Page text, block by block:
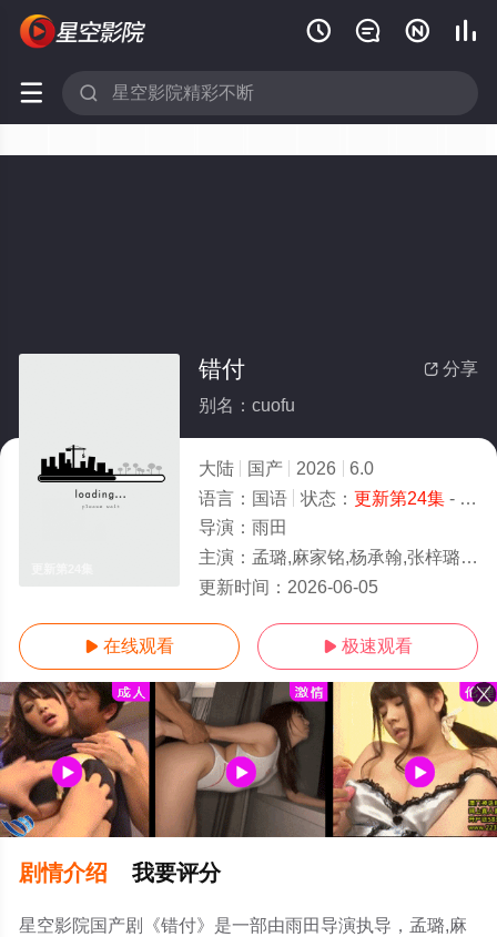
   
 
 分享
错付
别名：cuofu
大陆 国产 2026
6.0
语言： 国语 状态： 更新第24集- 免费在线观看
导演： 雨田
主演： 孟璐,麻家铭,杨承翰,张梓璐,邢赫楚
更新时间： 2026-06-05
 在线观看  极速观看
剧情介绍 我要评分
星空影院国产剧《错付》是一部由雨田导演执导，孟璐,麻